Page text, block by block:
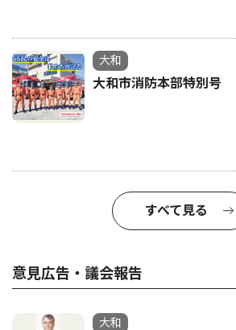
大和
大和市消防本部特別号
すべて見る
意見広告・議会報告
大和